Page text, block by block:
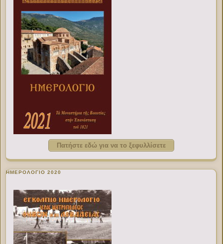
Πατήστε εδώ για να το ξεφυλλίσετε
ΗΜΕΡΟΛΟΓΙΟ 2020